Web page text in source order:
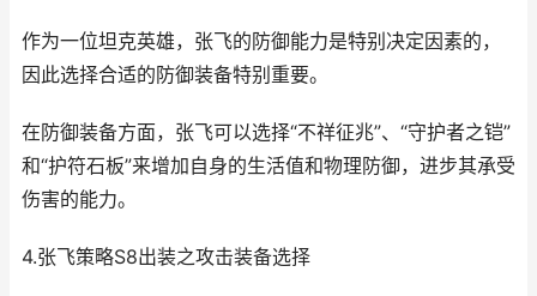
作为一位坦克英雄，张飞的防御能力是特别决定因素的，
因此选择合适的防御装备特别重要。
在防御装备方面，张飞可以选择“不祥征兆”、“守护者之铠”
和“护符石板”来增加自身的生活值和物理防御，进步其承受
伤害的能力。
4.张飞策略S8出装之攻击装备选择